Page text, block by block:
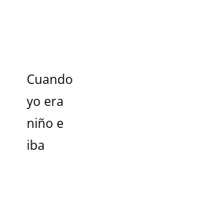
Cuando
yo era
niño e
iba